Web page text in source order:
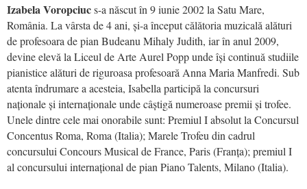
Izabela Voropciucs-a născut în 9 iunie 2002 la Satu Mare,
România. La vârsta de 4 ani, și-a început călătoria muzicală alături
de profesoara de pian Budeanu Mihaly Judith, iar în anul 2009,
devine elevă la Liceul de Arte Aurel Popp unde își continuă studiile
pianistice alături de riguroasa profesoară Anna Maria Manfredi. Sub
atenta îndrumare a acesteia, Isabella participă la concursuri
naționale și internaționale unde câștigă numeroase premii și trofee.
Unele dintre cele mai onorabile sunt: Premiul I absolut la Concursul
Concentus Roma, Roma (Italia); Marele Trofeu din cadrul
concursului Concours Musical de France, Paris (Franța); premiul I
al concursului internațional de pian Piano Talents, Milano (Italia).